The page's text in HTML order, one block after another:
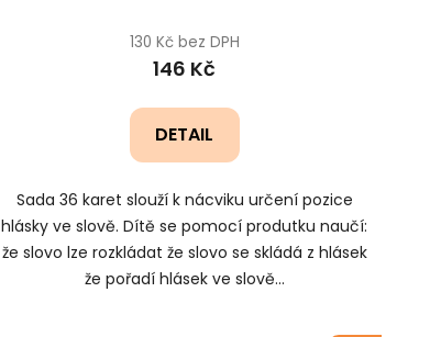
130 Kč bez DPH
146 Kč
DETAIL
Sada 36 karet slouží k nácviku určení pozice
hlásky ve slově. Dítě se pomocí produtku naučí:
že slovo lze rozkládat že slovo se skládá z hlásek
že pořadí hlásek ve slově...